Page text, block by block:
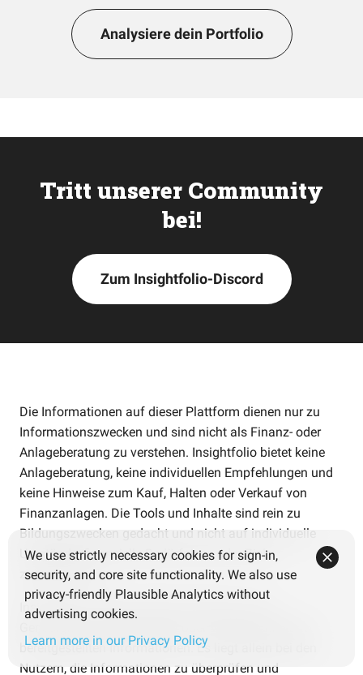
Analysiere dein Portfolio
Tritt unserer Community
bei!
Zum Insightfolio-Discord
Die Informationen auf dieser Plattform dienen nur zu
Informationszwecken und sind nicht als Finanz- oder
Anlageberatung zu verstehen. Insightfolio bietet keine
Anlageberatung, keine individuellen Empfehlungen und
keine Hinweise zum Kauf, Halten oder Verkauf von
Finanzanlagen. Die Tools und Inhalte sind rein zu
Bildungszwecken gedacht und nicht auf individuelle
Umstände, finanzielle Bedürfnisse oder Ziele
zugeschnitten.
Insightfolio übernimmt keine Haftung für die
bereitgestellten Informationen. Es liegt allein bei den
Nutzern, die Informationen zu überprüfen und
We use strictly necessary cookies for sign-in,
security, and core site functionality. We also use
privacy-friendly Plausible Analytics without
advertising cookies.
Learn more in our Privacy Policy